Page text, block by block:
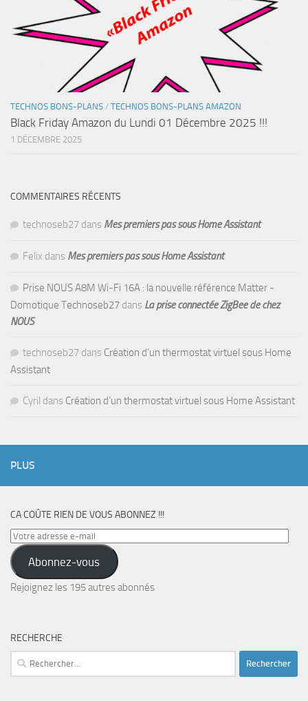
TECHNOS BONS-PLANS / TECHNOS BONS-PLANS AMAZON
Black Friday Amazon du Lundi 01 Décembre 2025 !!!
1 DÉCEMBRE 2025
COMMENTAIRES RÉCENTS
technoseb27 dans Mes premiers pas sous Home Assistant
Felix dans Mes premiers pas sous Home Assistant
Prise NOUS A8M Wi-Fi 16A : la nouvelle référence Matter -
Domotique Technoseb27 dans La prise connectée ZigBee de chez
NOUS
technoseb27 dans Création d’un thermostat virtuel sous Home
Assistant
Cyril dans Création d’un thermostat virtuel sous Home Assistant
PLUS
CA COÛTE RIEN DE VOUS ABONNEZ !!!
Votre
adresse
e-
mail
Abonnez-vous
Rejoignez les 195 autres abonnés
RECHERCHE
Rechercher :